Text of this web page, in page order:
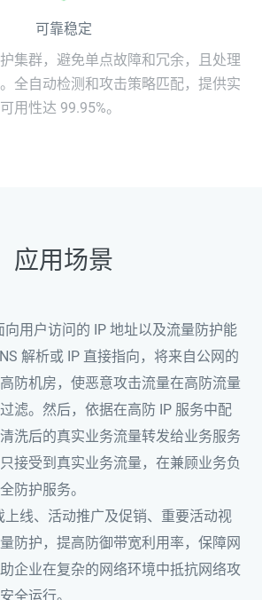
可靠稳定
集群，避免单点故障和冗余，且处理
全自动检测和攻击策略匹配，提供实
用性达 99.95%。
应用场景
向用户访问的 IP 地址以及流量防护能
解析或 IP 直接指向，将来自公网的
防机房，使恶意攻击流量在高防流量
滤。然后，依据在高防 IP 服务中配
洗后的真实业务流量转发给业务服务
接受到真实业务流量，在兼顾业务负
防护服务。
上线、活动推广及促销、重要活动视
防护，提高防御带宽利用率，保障网
企业在复杂的网络环境中抵抗网络攻
全运行。